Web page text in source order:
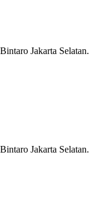
Jakarta Selatan.
Jakarta Selatan.